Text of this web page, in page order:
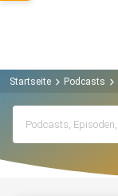
Startseite Podcasts